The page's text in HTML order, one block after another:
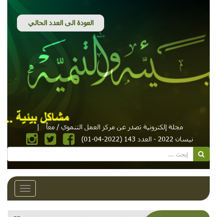
مجلة إلكترونية تصدر عن مركز العمل التنموي / معاً
|
نيسان 2022 - العدد 143 (2022-04-01)
Toggle